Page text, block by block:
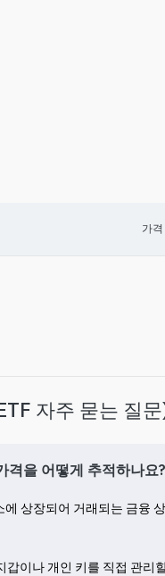
가격
자주 묻는 질
격을 어떻게 추적하나요?
상장되어 거래되는 금융
이나 개인 키를 직접 관리